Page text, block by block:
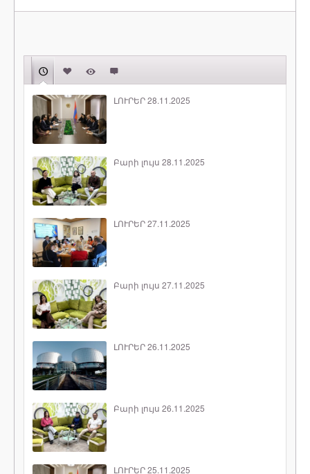
ԼՈՒՐԵՐ 28.11.2025
Բարի լույս 28.11.2025
ԼՈՒՐԵՐ 27.11.2025
Բարի լույս 27.11.2025
ԼՈՒՐԵՐ 26.11.2025
Բարի լույս 26.11.2025
ԼՈՒՐԵՐ 25.11.2025